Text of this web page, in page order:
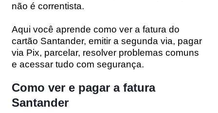
não é correntista.
Aqui você aprende como ver a fatura do
cartão Santander, emitir a segunda via, pagar
via Pix, parcelar, resolver problemas comuns
e acessar tudo com segurança.
Como ver e pagar a fatura
Santander